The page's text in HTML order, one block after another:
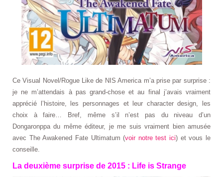
Ce Visual Novel/Rogue Like de NIS America m’a prise par surprise :
je ne m’attendais à pas grand-chose et au final j’avais vraiment
apprécié l’histoire, les personnages et leur character design, les
choix à faire… Bref, même s’il n’est pas du niveau d’un
Dongaronppa du même éditeur, je me suis vraiment bien amusée
avec The Awakened Fate Ultimatum (voir notre test ici) et vous le
conseille.
La deuxième surprise de 2015 : Life is Strange